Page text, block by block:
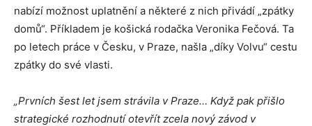
nabízí možnost uplatnění a některé z nich přivádí „zpátky
domů“. Příkladem je košická rodačka Veronika Fečová. Ta
po letech práce v Česku, v Praze, našla „díky Volvu“ cestu
zpátky do své vlasti.
„Prvních šest let jsem strávila v Praze… Když pak přišlo
strategické rozhodnutí otevřít zcela nový závod v